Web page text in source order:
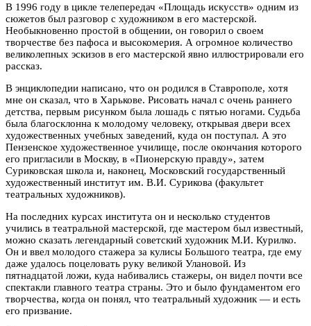
В 1996 году в цикле телепередач «Площадь искусств» одним из
сюжетов был разговор с художником в его мастерской.
Необыкновенно простой в общении, он говорил о своем
творчестве без пафоса и высокомерия. А огромное количество
великолепных эскизов в его мастерской явно иллюстрировали его
рассказ.
В энциклопедии написано, что он родился в Ставрополе, хотя
мне он сказал, что в Харькове. Рисовать начал с очень раннего
детства, первым рисунком была лошадь с пятью ногами. Судьба
была благосклонна к молодому человеку, открывая двери всех
художественных учебных заведений, куда он поступал. А это
Пензенское художественное училище, после окончания которого
его пригласили в Москву, в «Пионерскую правду», затем
Суриковская школа и, наконец, Московский государственный
художественный институт им. В.И. Сурикова (факультет
театральных художников).
На последних курсах института он и несколько студентов
учились в театральной мастерской, где мастером был известный,
можно сказать легендарный советский художник М.И. Курилко.
Он и ввел молодого стажера за кулисы Большого театра, где ему
даже удалось поцеловать руку великой Улановой. Из
пятнадцатой ложи, куда набивались стажеры, он видел почти все
спектакли главного театра страны. Это и было фундаментом его
творчества, когда он понял, что театральный художник — и есть
его призвание.